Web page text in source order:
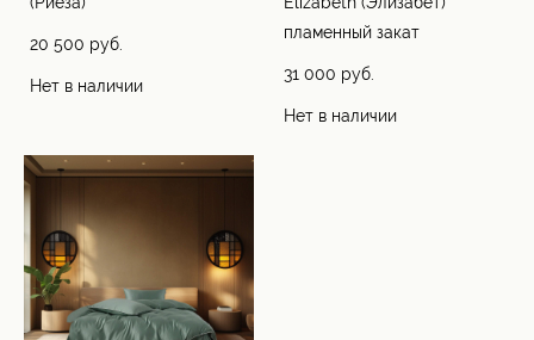
20 500 pуб.
Нет в наличии
пламенный закат
31 000 pуб.
Нет в наличии